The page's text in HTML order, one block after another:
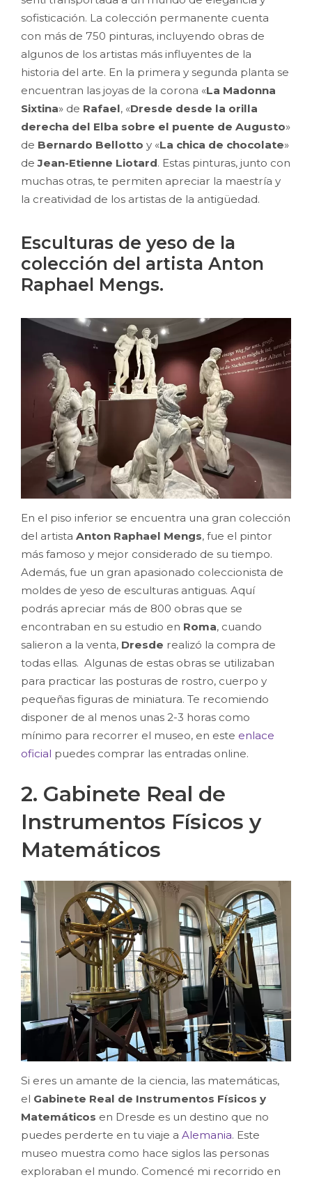
sofisticación. La colección permanente cuenta
con más de 750 pinturas, incluyendo obras de
algunos de los artistas más influyentes de la
historia del arte. En la primera y segunda planta se
encuentran las joyas de la corona «La Madonna
Sixtina» de Rafael, «Dresde desde la orilla
derecha del Elba sobre el puente de Augusto»
de Bernardo Bellotto y «La chica de chocolate»
deJean-Etienne Liotard. Estas pinturas, junto con
muchas otras, te permiten apreciar la maestría y
la creatividad de los artistas de la antigüedad.
Esculturas de yeso de la
colección del artista Anton
Raphael Mengs.
En el piso inferior se encuentra una gran colección
del artista Anton Raphael Mengs, fue el pintor
más famoso y mejor considerado de su tiempo.
Además, fue un gran apasionado coleccionista de
moldes de yeso de esculturas antiguas. Aquí
podrás apreciar más de 800 obras que se
encontraban en su estudio en Roma, cuando
salieron a la venta, Dresde realizó la compra de
todas ellas. Algunas de estas obras se utilizaban
para practicar las posturas de rostro, cuerpo y
pequeñas figuras de miniatura. Te recomiendo
disponer de al menos unas 2-3 horas como
mínimo para recorrer el museo, en este enlace
oficial puedes comprar las entradas online.
2. Gabinete Real de
Instrumentos Físicos y
Matemáticos
Si eres un amante de la ciencia, las matemáticas,
el Gabinete Real de Instrumentos Físicos y
Matemáticos en Dresde es un destino que no
puedes perderte en tu viaje a Alemania. Este
museo muestra como hace siglos las personas
exploraban el mundo. Comencé mi recorrido en